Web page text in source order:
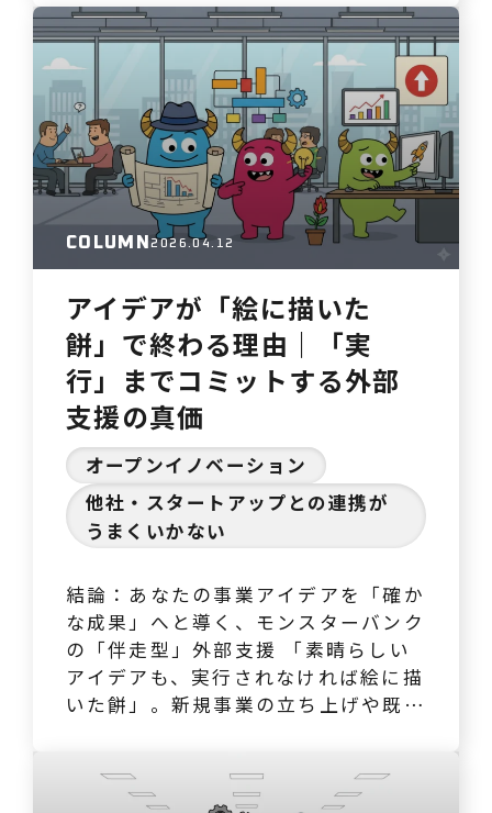
ティング投資の効果が見えない、社内
に実行を任せられる人材がいない、コ
ンサルティングを受けても現場が動か
ないといった悩みは尽きません。しか
し、これらの課題は、ただ外部リソー
スを導入するだけでは解決…
COLUMN2026.04.12
アイデアが「絵に描いた
餅」で終わる理由｜「実
行」までコミットする外部
支援の真価
オープンイノベーション
他社・スタートアップとの連携が
うまくいかない
結論：あなたの事業アイデアを「確か
な成果」へと導く、モンスターバンク
の「伴走型」外部支援 「素晴らしい
アイデアも、実行されなければ絵に描
いた餅」。新規事業の立ち上げや既存
しょうか。特に、事業実行の段階で課